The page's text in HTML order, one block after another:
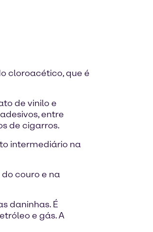
cloroacético, que é
de vinilo e
entre
de cigarros.
intermediário na
couro e na
daninhas. É
e gás. A